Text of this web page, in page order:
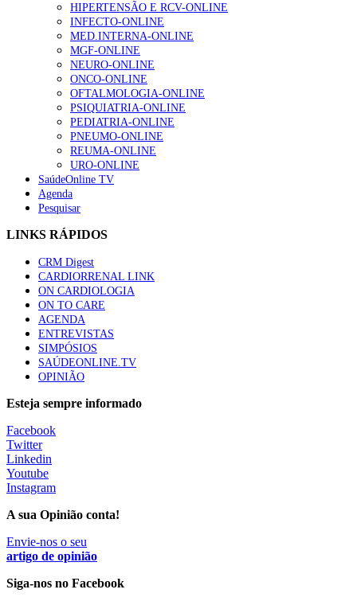
1.º Episódio do Podcast “Frequência Cardio – Sintoniza-
te na Insuficiência Cardíaca” da Bayer
99 visualizações
“Os programas de rastreio do cancro do pulmão são
custo-efetivos e representam um investimento
sustentável para os sistemas de saúde”
88 visualizações
Quase quatro em cada dez doentes com enfarte
86 visualizações
Trodelvy aprovado para primeira linha no cancro da
mama triplo negativo metastático em doentes não
elegíveis para inibidores PD-(L)1
61 visualizações
MAIS NOTÍCIAS
Quase 11.900 jovens recorreram aos cheques psicólogo e
nutricionista no primeiro mês
7 Ago, 2026
ULS de Coimbra estreia cirurgia endoscópica do ouvido com
7 Ago, 2026|0 Comments
HIPERTENSÃO E RCV-ONLINE
INFECTO-ONLINE
MED.INTERNA-ONLINE
MGF-ONLINE
NEURO-ONLINE
ONCO-ONLINE
OFTALMOLOGIA-ONLINE
PSIQUIATRIA-ONLINE
PEDIATRIA-ONLINE
PNEUMO-ONLINE
REUMA-ONLINE
URO-ONLINE
SaúdeOnline TV
Agenda
Pesquisar
LINKS RÁPIDOS
CRM Digest
CARDIORRENAL LINK
ON CARDIOLOGIA
ON TO CARE
AGENDA
ENTREVISTAS
SIMPÓSIOS
SAÚDEONLINE.TV
OPINIÃO
Esteja sempre informado
Facebook
Twitter
Linkedin
Youtube
Instagram
A sua Opinião conta!
Envie-nos o seu
artigo de opinião
Siga-nos no Facebook